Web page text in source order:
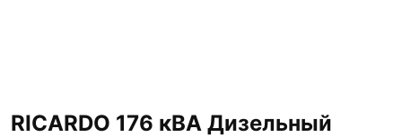
RICARDO 176 кВА Дизельный